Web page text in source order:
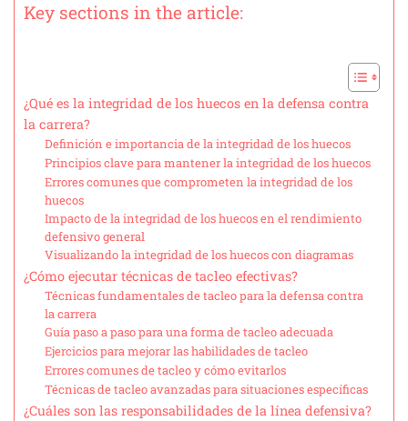
Key sections in the article:
¿Qué es la integridad de los huecos en la defensa contra
la carrera?
Definición e importancia de la integridad de los huecos
Principios clave para mantener la integridad de los huecos
Errores comunes que comprometen la integridad de los
huecos
Impacto de la integridad de los huecos en el rendimiento
defensivo general
Visualizando la integridad de los huecos con diagramas
¿Cómo ejecutar técnicas de tacleo efectivas?
Técnicas fundamentales de tacleo para la defensa contra
la carrera
Guía paso a paso para una forma de tacleo adecuada
Ejercicios para mejorar las habilidades de tacleo
Errores comunes de tacleo y cómo evitarlos
Técnicas de tacleo avanzadas para situaciones específicas
¿Cuáles son las responsabilidades de la línea defensiva?